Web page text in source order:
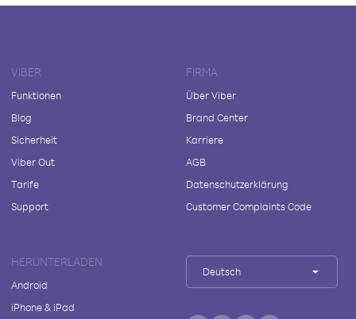
VIBER
Funktionen
Blog
Sicherheit
Viber Out
Tarife
Support
FIRMA
Über Viber
Brand Center
Karriere
AGB
Datenschutzerklärung
Customer Complaints Code
HERUNTERLADEN
Android
iPhone & iPad
Deutsch